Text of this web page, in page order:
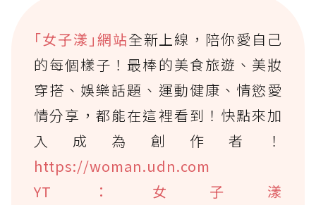
｢女子漾｣網站全新上線，陪你愛自己
的每個樣子！最棒的美食旅遊、美妝
穿搭、娛樂話題、運動健康、情慾愛
情分享，都能在這裡看到！快點來加
入成為創作者！
https://woman.udn.com
YT：女子漾